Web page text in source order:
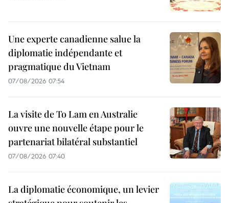
Une experte canadienne salue la
diplomatie indépendante et
pragmatique du Vietnam
07/08/2026 07:54
La visite de To Lam en Australie
ouvre une nouvelle étape pour le
partenariat bilatéral substantiel
07/08/2026 07:40
La diplomatie économique, un levier